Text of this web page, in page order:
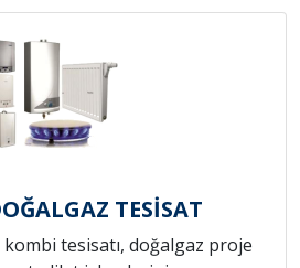
TESİSAT
kombi tesisatı, doğalgaz proje